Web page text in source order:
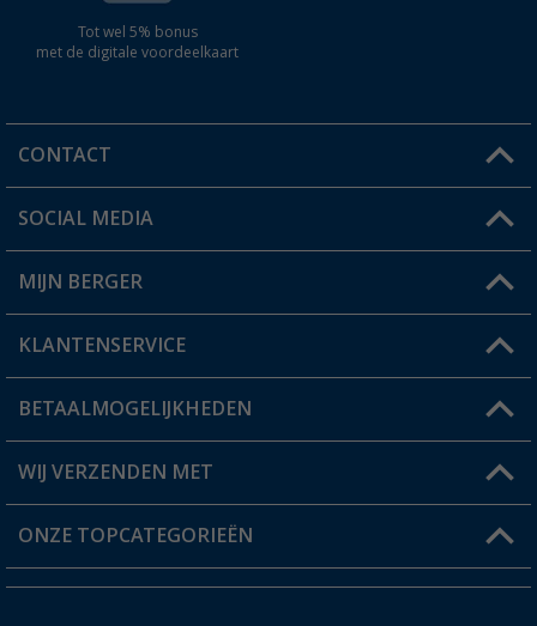
Tot wel 5% bonus
met de digitale voordeelkaart
CONTACT
Een vraag?
Winkel vinden
SOCIAL MEDIA
MIJN BERGER
Mijn account
Status bestelling
Verlanglijstje
KLANTENSERVICE
FAQ & Contact
Verzendinformatie
Catalogus
BETAALMOGELIJKHEDEN
WIJ VERZENDEN MET
ONZE TOPCATEGORIEËN